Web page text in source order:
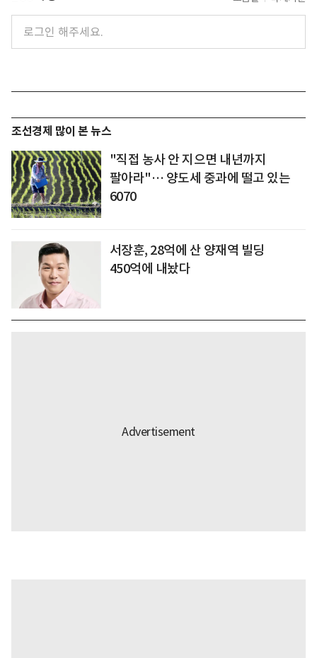
조선경제 많이 본 뉴스
"직접 농사 안 지으면 내년까지
팔아라"… 양도세 중과에 떨고 있는
6070
서장훈, 28억에 산 양재역 빌딩
450억에 내놨다